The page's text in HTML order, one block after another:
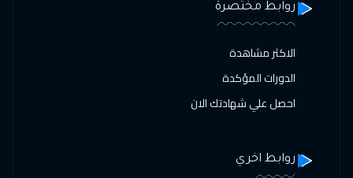
روابط مختصرة
الاكثر مشاهدة
الدورات المؤكدة
احصل علي شهادتك الان
روابط اخري